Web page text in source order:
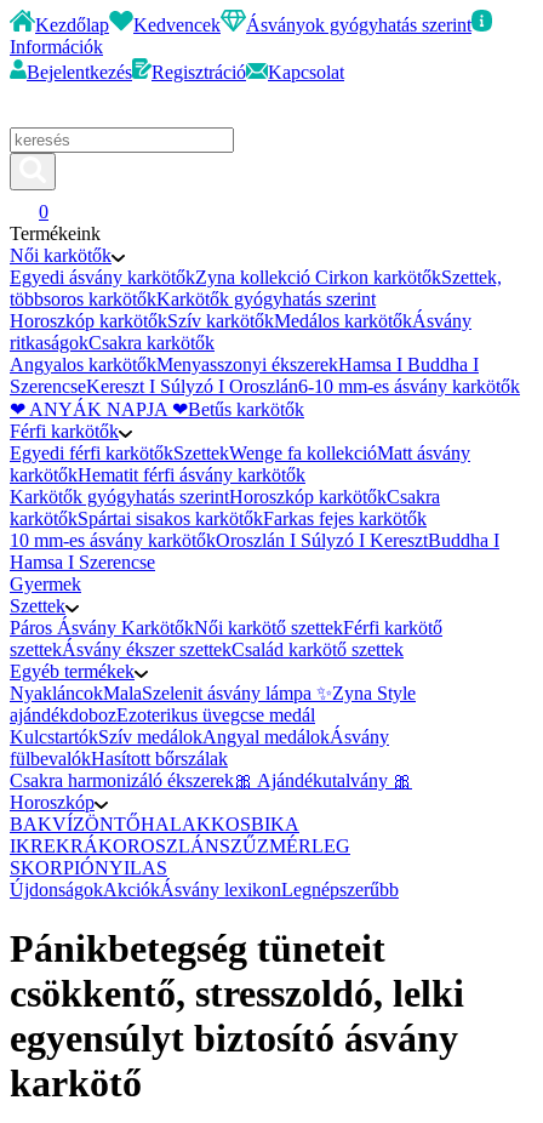
Kezdőlap Kedvencek
Ásványok gyógyhatás szerint
Információk
Bejelentkezés
Regisztráció Kapcsolat
0
Termékeink
Női karkötők
Egyedi ásvány karkötőkZyna kollekció Cirkon karkötőkSzettek,
többsoros karkötőkKarkötők gyógyhatás szerint
Horoszkóp karkötőkSzív karkötőkMedálos karkötőkÁsvány
ritkaságokCsakra karkötők
Angyalos karkötőkMenyasszonyi ékszerekHamsa I Buddha I
SzerencseKereszt I Súlyzó I Oroszlán6-10 mm-es ásvány karkötők
❤ ANYÁK NAPJA ❤Betűs karkötők
Férfi karkötők
Egyedi férfi karkötőkSzettekWenge fa kollekcióMatt ásvány
karkötőkHematit férfi ásvány karkötők
Karkötők gyógyhatás szerintHoroszkóp karkötőkCsakra
karkötőkSpártai sisakos karkötőkFarkas fejes karkötők
10 mm-es ásvány karkötőkOroszlán I Súlyzó I KeresztBuddha I
Hamsa I Szerencse
Gyermek
Szettek
Páros Ásvány KarkötőkNői karkötő szettekFérfi karkötő
szettekÁsvány ékszer szettekCsalád karkötő szettek
Egyéb termékek
NyakláncokMalaSzelenit ásvány lámpa ✨Zyna Style
ajándékdobozEzoterikus üvegcse medál
KulcstartókSzív medálokAngyal medálokÁsvány
fülbevalókHasított bőrszálak
Csakra harmonizáló ékszerek🎀 Ajándékutalvány 🎀
Horoszkóp
BAKVÍZÖNTŐHALAKKOSBIKA
IKREKRÁKOROSZLÁNSZŰZMÉRLEG
SKORPIÓNYILAS
ÚjdonságokAkciókÁsvány lexikonLegnépszerűbb
Pánikbetegség tüneteit
csökkentő, stresszoldó, lelki
egyensúlyt biztosító ásvány
karkötő